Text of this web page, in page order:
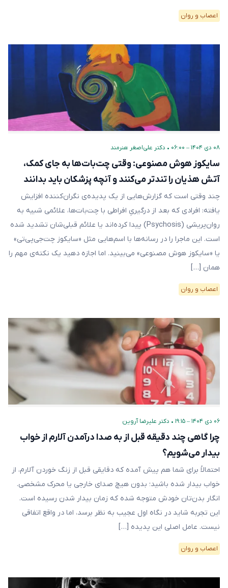
اعصاب و روان
۰۸ دی ۱۴۰۴ – ۰۶:۰۰ • دکتر علی‌اصغر هنرمند
سایکوز هوش مصنوعی: وقتی چت‌بات‌ها به جای کمک،
آتش هذیان را تندتر می‌کنند و آنچه پزشکان باید بدانند
چند وقتی است که گزارش‌هایی از یک پدیده‌ی نگران‌کننده افزایش
یافته: افرادی که بعد از درگیریِ افراطی با چت‌بات‌ها، علائمی شبیه به
روان‌پریشی (Psychosis) پیدا کرده‌اند یا علائم قبلی‌شان تشدید شده
است. این ماجرا را در رسانه‌ها با اسم‌هایی مثل «سایکوز چت‌جی‌پی‌تی»
یا «سایکوز هوش مصنوعی» می‌بینید. اما اجازه دهید یک نکته‌ی مهم را
همان […]
اعصاب و روان
۰۶ دی ۱۴۰۴ – ۱۹:۱۵ • دکتر علیرضا آروین
چرا گاهی چند دقیقه قبل از به صدا درآمدن آلارم از خواب
بیدار می‌شویم؟
احتمالاً برای شما هم پیش آمده که دقایقی قبل از زنگ خوردن آلارم، از
خواب بیدار شده باشید؛ بدون هیچ صدای خارجی یا محرک مشخصی.
انگار بدن‌تان خودش متوجه شده که زمان بیدار شدن رسیده است.
این تجربه شاید در نگاه اول عجیب به نظر برسد، اما در واقع اتفاقی
نیست. عامل اصلی این پدیده […]
اعصاب و روان